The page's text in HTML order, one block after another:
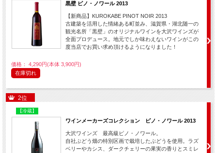
黒壁 ピノ・ノワール 2013
【新商品】KUROKABE PINOT NOIR 2013
古建築を活用した情緒ある町並み、滋賀県・湖北随一の
観光名所「黒壁」のオリジナルワインを大沢ワインズが
全面プロデュース。地元でしか味わえないワインがこの
度当店でお買い求め頂けるようになりました！
価格： 4,290円(本体 3,900円)
在庫切れ
2位
【冷蔵】
ワインメーカーズコレクション ピノ・ノワール 2013
大沢ワインズ 最高級ピノ・ノワール。
自社ぶどう畑の特別区画で栽培したぶどうを使用。ラズ
ベリーやカシス、ダークチェリーの果実の香りとスミレ